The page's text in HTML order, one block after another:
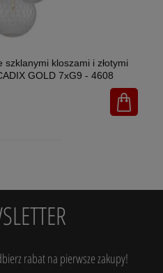
kloszami i złotymi
GOLD 7xG9 - 4608
rabat na pierwsze zakupy!